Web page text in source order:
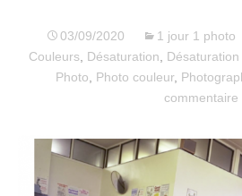
03/09/2020 1 jour 1 photo
Couleurs
Désaturation
Photo
Photo couleur,
commentaire